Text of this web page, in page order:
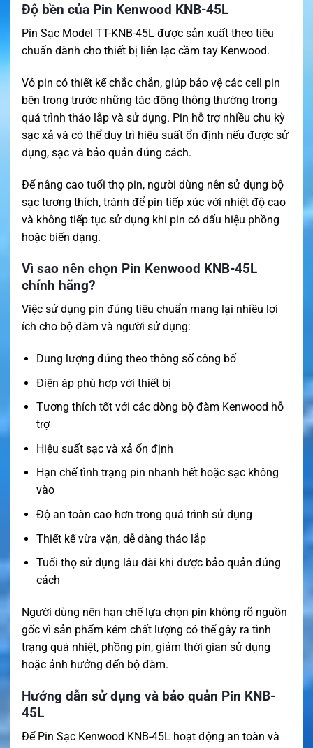
Độ bền của Pin Kenwood KNB-45L
Pin Sạc Model TT-KNB-45L được sản xuất theo tiêu
chuẩn dành cho thiết bị liên lạc cầm tay Kenwood.
Vỏ pin có thiết kế chắc chắn, giúp bảo vệ các cell pin
bên trong trước những tác động thông thường trong
quá trình tháo lắp và sử dụng. Pin hỗ trợ nhiều chu kỳ
sạc xả và có thể duy trì hiệu suất ổn định nếu được sử
dụng, sạc và bảo quản đúng cách.
Để nâng cao tuổi thọ pin, người dùng nên sử dụng bộ
sạc tương thích, tránh để pin tiếp xúc với nhiệt độ cao
và không tiếp tục sử dụng khi pin có dấu hiệu phồng
hoặc biến dạng.
Vì sao nên chọn Pin Kenwood KNB-45L
chính hãng?
Việc sử dụng pin đúng tiêu chuẩn mang lại nhiều lợi
ích cho bộ đàm và người sử dụng:
Dung lượng đúng theo thông số công bố
Điện áp phù hợp với thiết bị
Tương thích tốt với các dòng bộ đàm Kenwood hỗ
trợ
Hiệu suất sạc và xả ổn định
Hạn chế tình trạng pin nhanh hết hoặc sạc không
vào
Độ an toàn cao hơn trong quá trình sử dụng
Thiết kế vừa vặn, dễ dàng tháo lắp
Tuổi thọ sử dụng lâu dài khi được bảo quản đúng
cách
Người dùng nên hạn chế lựa chọn pin không rõ nguồn
gốc vì sản phẩm kém chất lượng có thể gây ra tình
trạng quá nhiệt, phồng pin, giảm thời gian sử dụng
hoặc ảnh hưởng đến bộ đàm.
Hướng dẫn sử dụng và bảo quản Pin KNB-
45L
Để Pin Sạc Kenwood KNB-45L hoạt động an toàn và